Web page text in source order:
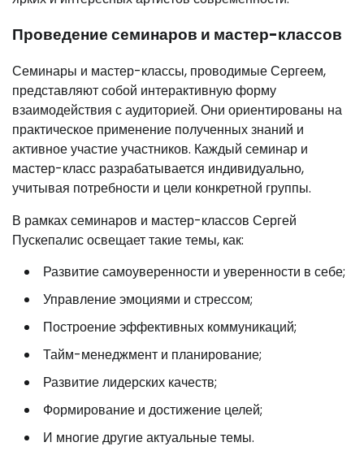
Проведение семинаров и мастер-классов
Семинары и мастер-классы, проводимые Сергеем,
представляют собой интерактивную форму
взаимодействия с аудиторией. Они ориентированы на
практическое применение полученных знаний и
активное участие участников. Каждый семинар и
мастер-класс разрабатывается индивидуально,
учитывая потребности и цели конкретной группы.
В рамках семинаров и мастер-классов Сергей
Пускепалис освещает такие темы, как:
Развитие самоуверенности и уверенности в себе;
Управление эмоциями и стрессом;
Построение эффективных коммуникаций;
Тайм-менеджмент и планирование;
Развитие лидерских качеств;
Формирование и достижение целей;
И многие другие актуальные темы.